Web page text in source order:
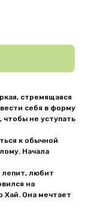
стремящаяся
себя в форму
чтобы не уступать
к обычной
Начала
лепит, любит
на
Хай. Она мечтает